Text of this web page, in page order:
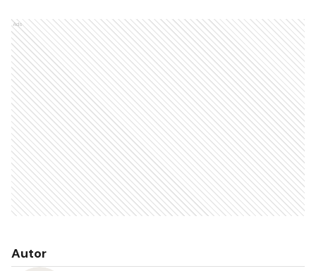
Ads
Autor